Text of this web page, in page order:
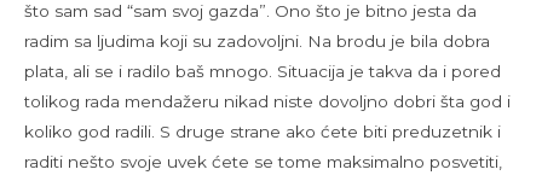
što sam sad “sam svoj gazda”. Ono što je bitno jesta da
radim sa ljudima koji su zadovoljni. Na brodu je bila dobra
plata, ali se i radilo baš mnogo. Situacija je takva da i pored
tolikog rada mendažeru nikad niste dovoljno dobri šta god i
koliko god radili. S druge strane ako ćete biti preduzetnik i
raditi nešto svoje uvek ćete se tome maksimalno posvetiti,